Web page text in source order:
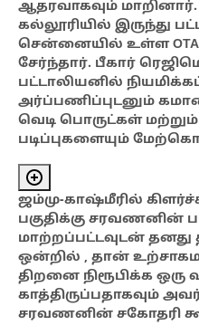
ஆதரவாகவும் மாறினார்.
கல்லூரியில் இருந்து
சென்னையில் உள்ள OTA
சேர்ந்தார். பீகார்
பட்டாலியனில்
அர்ப்பணிப்புடனும்
வெடி பொருட்கள் மற்றும்
படிப்புகளையும்
ஜம்மு-காஷ்மீரில்
பகுதிக்கு சரவணனின்
மாற்றப்பட்டவுடன் தனது
ஒன்றில் , தான்
திறனை நிரூபிக்க ஒரு
காத்திருப்பதாகவும் அவர்
சரவணனின் சகோதரி